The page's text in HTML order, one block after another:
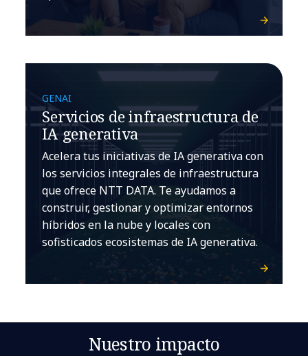
GENAI
Servicios de infraestructura de
IA generativa
Acelera tus iniciativas de IA generativa con
los servicios integrales de infraestructura
que ofrece NTT DATA. Te ayudamos a
construir, gestionar y optimizar entornos
híbridos en la nube y locales con
sofisticados ecosistemas de IA generativa.
Nuestro impacto